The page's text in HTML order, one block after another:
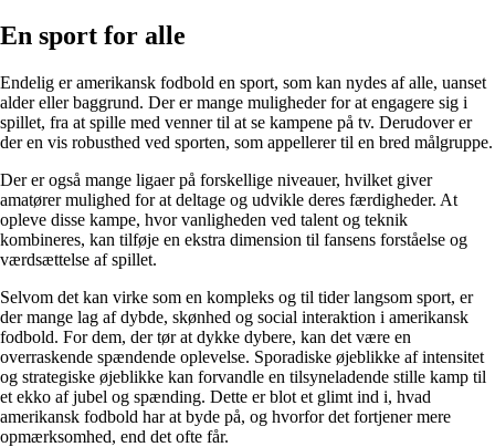
En sport for alle
Endelig er amerikansk fodbold en sport, som kan nydes af alle, uanset
alder eller baggrund. Der er mange muligheder for at engagere sig i
spillet, fra at spille med venner til at se kampene på tv. Derudover er
der en vis robusthed ved sporten, som appellerer til en bred målgruppe.
Der er også mange ligaer på forskellige niveauer, hvilket giver
amatører mulighed for at deltage og udvikle deres færdigheder. At
opleve disse kampe, hvor vanligheden ved talent og teknik
kombineres, kan tilføje en ekstra dimension til fansens forståelse og
værdsættelse af spillet.
Selvom det kan virke som en kompleks og til tider langsom sport, er
der mange lag af dybde, skønhed og social interaktion i amerikansk
fodbold. For dem, der tør at dykke dybere, kan det være en
overraskende spændende oplevelse. Sporadiske øjeblikke af intensitet
og strategiske øjeblikke kan forvandle en tilsyneladende stille kamp til
et ekko af jubel og spænding. Dette er blot et glimt ind i, hvad
amerikansk fodbold har at byde på, og hvorfor det fortjener mere
opmærksomhed, end det ofte får.